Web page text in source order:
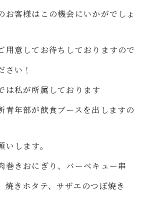
お客様はこの機会にいかがでしょ
用意してお待ちしておりますので
さい！
は私が所属しております
青年部が飲食ブースを出しますの
します。
巻きおにぎり、バーベキュー串
焼きホタテ、サザエのつぼ焼き